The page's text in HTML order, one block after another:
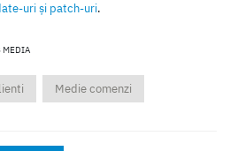
uri şi patch-uri.
MEDIA
Medie comenzi